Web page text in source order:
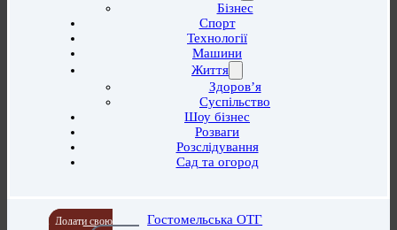
Бізнес
Спорт
Технології
Машини
Життя
Здоров’я
Суспільство
Шоу бізнес
Розваги
Розслідування
Сад та огород
Додати свою
Гостомельська ОТГ